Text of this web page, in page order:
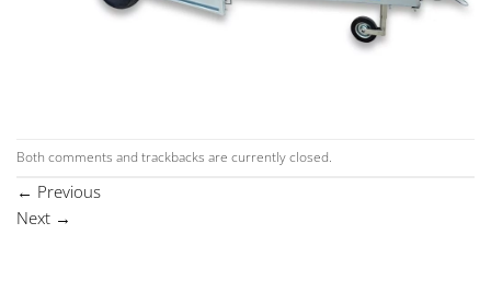
Both comments and trackbacks are currently closed.
← Previous
Next →